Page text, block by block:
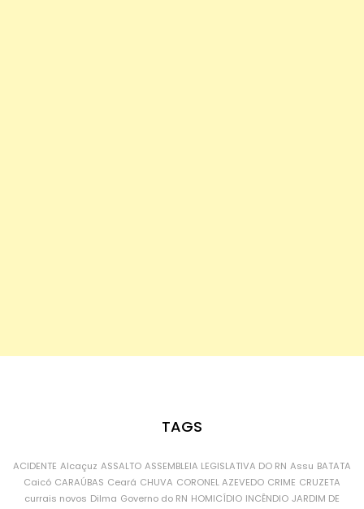
TAGS
ACIDENTE Alcaçuz ASSALTO ASSEMBLEIA LEGISLATIVA DO RN Assu BATATA
Caicó CARAÚBAS Ceará CHUVA CORONEL AZEVEDO CRIME CRUZETA
currais novos Dilma Governo do RN HOMICÍDIO INCÊNDIO JARDIM DE